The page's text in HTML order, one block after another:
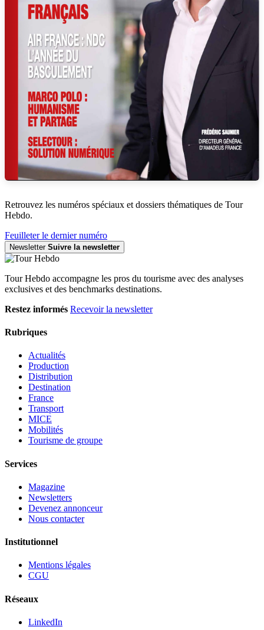
Retrouvez les numéros spéciaux et dossiers thématiques de Tour
Hebdo.
Feuilleter le dernier numéro
Newsletter Suivre la newsletter
Tour Hebdo accompagne les pros du tourisme avec des analyses
exclusives et des benchmarks destinations.
Restez informés Recevoir la newsletter
Rubriques
Actualités
Production
Distribution
Destination
France
Transport
MICE
Mobilités
Tourisme de groupe
Services
Magazine
Newsletters
Devenez annonceur
Nous contacter
Institutionnel
Mentions légales
CGU
Réseaux
LinkedIn